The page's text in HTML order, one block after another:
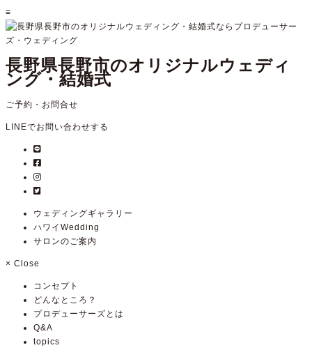
≡
長野県長野市のオリジナルウェディ
ング・結婚式
ご予約・お問合せ
LINEでお問い合わせする
ウェディングギャラリー
ハワイWedding
サロンのご案内
× Close
コンセプト
どんなところ？
プロデューサーズとは
Q&A
topics